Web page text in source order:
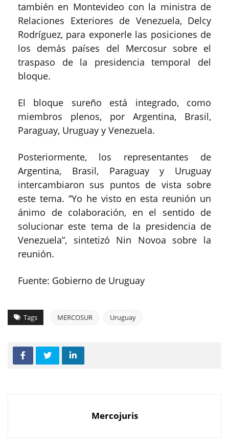
también en Montevideo con la ministra de
Relaciones Exteriores de Venezuela, Delcy
Rodríguez, para exponerle las posiciones de
los demás países del Mercosur sobre el
traspaso de la presidencia temporal del
bloque.
El bloque sureño está integrado, como
miembros plenos, por Argentina, Brasil,
Paraguay, Uruguay y Venezuela.
Posteriormente, los representantes de
Argentina, Brasil, Paraguay y Uruguay
intercambiaron sus puntos de vista sobre
este tema. “Yo he visto en esta reunión un
ánimo de colaboración, en el sentido de
solucionar este tema de la presidencia de
Venezuela”, sintetizó Nin Novoa sobre la
reunión.
Fuente: Gobierno de Uruguay
Tags MERCOSUR Uruguay
Mercojuris